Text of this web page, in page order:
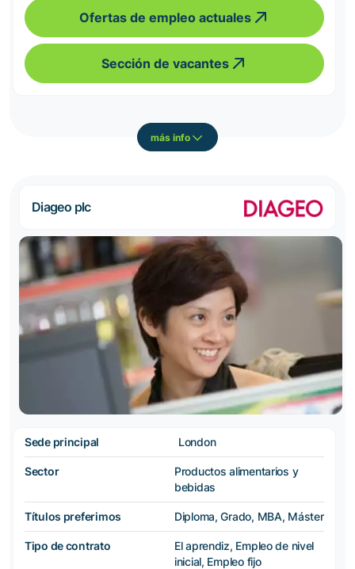
Ofertas de empleo actuales
Sección de vacantes
más info
Diageo plc
Sede principal London
Sector
Productos alimentarios y
bebidas
Títulos preferimos Diploma, Grado, MBA, Máster
Tipo de contrato
El aprendiz, Empleo de nivel
inicial, Empleo fijo